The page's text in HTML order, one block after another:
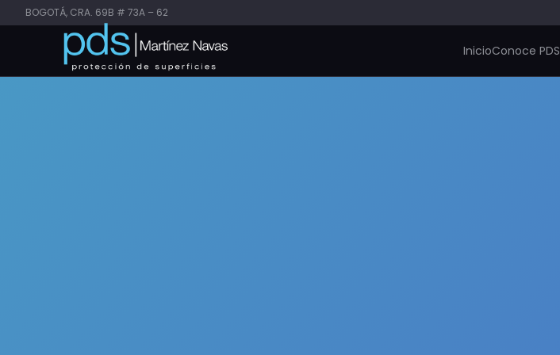
BOGOTÁ, CRA. 69B # 73A – 62
InicioConoce PDS